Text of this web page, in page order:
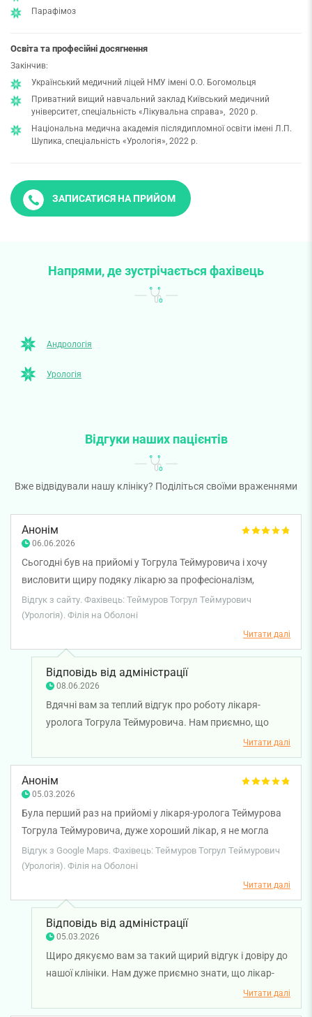
Парафімоз
Освіта та професійні досягнення
Закінчив:
Український медичний ліцей НМУ імені О.О. Богомольця
Приватний вищий навчальний заклад Київський медичний
університет, спеціальність «Лікувальна справа», 2020 р.
Національна медична академія післядипломної освіти імені Л.П.
Шупика, спеціальність «Урологія», 2022 р.
ЗАПИСАТИСЯ НА ПРИЙОМ
Напрями, де зустрічається фахівець
Андрологія
Урологія
Відгуки наших пацієнтів
Вже відвідували нашу клініку? Поділіться своїми враженнями
Анонім
06.06.2026
Сьогодні був на прийомі у Тогрула Теймуровича і хочу
висловити щиру подяку лікарю за професіоналізм,
уважність та людяність. Прийом пройшов максимально
комфортно, без зайвого хвилювання. Дуже приємно
зустрічати таких компетентних спеціалістів. Щиро
рекомендую цього лікаря всім, хто шукає якісну медичну
допомогу та уважне ставлення!
Відгук з сайту. Фахівець: Теймуров Тогрул Теймурович
(Урологія). Філія на Оболоні
Читати далі
Відповідь від адміністрації
08.06.2026
Вдячні вам за теплий відгук про роботу лікаря-
уролога Тогрула Теймуровича. Нам приємно, що
консультація пройшла для вас легко та без зайвого
хвилювання, а професійний і доброзичливий підхід
лікаря залишив позитивне враження. Бажаємо вам
міцного здоров'я!
Читати далі
Анонім
05.03.2026
Була перший раз на прийомі у лікаря-уролога Теймурова
Тогрула Теймуровича, дуже хороший лікар, я не могла
вилікувати цистит пів року, він переріс в гостру форму і
нічого не допомогло. Після звернення і лікування, на диво
все пройшло і стала значно краще себе почувати, тому я
дуже вдячна, що мені змогли допомогти і я тепер не
страждаю.
Відгук з Google Maps. Фахівець: Теймуров Тогрул Теймурович
(Урологія). Філія на Оболоні
Читати далі
Відповідь від адміністрації
05.03.2026
Щиро дякуємо вам за такий щирий відгук і довіру до
нашої клініки. Нам дуже приємно знати, що лікар-
уролог Тогрул Теймуров зміг допомогти вам і
підібрати ефективне лікування. Раді, що ви
Читати далі